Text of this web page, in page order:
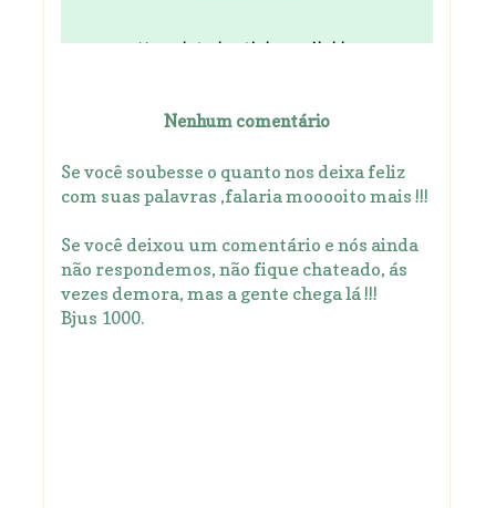
No related article available
Nenhum comentário
Se você soubesse o quanto nos deixa feliz
com suas palavras ,falaria mooooito mais !!!
Se você deixou um comentário e nós ainda
não respondemos, não fique chateado, ás
vezes demora, mas a gente chega lá !!!
Bjus 1000.